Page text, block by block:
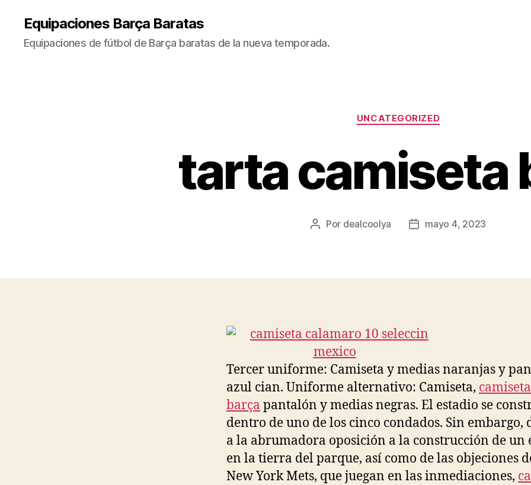
Equipaciones Barça Baratas
Equipaciones de fútbol de Barça baratas de la nueva temporada.
Categorías
UNCATEGORIZED
tarta camiseta
Autor
Por dealcoolya
Fechamayo 4, 2023
Tercer uniforme: Camiseta y medias naranjas y
azul cian. Uniforme alternativo: Camiseta,
barça pantalón y medias negras. El estadio se
dentro de uno de los cinco condados. Sin embargo,
a la abrumadora oposición a la construcción de un
en la tierra del parque, así como de las objeciones
New York Mets, que juegan en las inmediaciones,